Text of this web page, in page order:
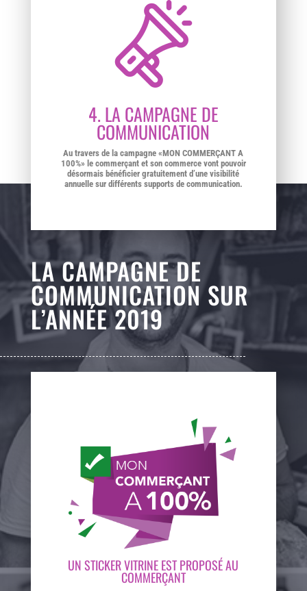
4. LA CAMPAGNE DE
COMMUNICATION
Au travers de la campagne «MON COMMERÇANT A
100%» le commerçant et son commerce vont pouvoir
désormais bénéficier gratuitement d’une visibilité
annuelle sur différents supports de communication.
LA CAMPAGNE DE
COMMUNICATION SUR
L’ANNÉE 2019
UN STICKER VITRINE EST PROPOSÉ AU
COMMERÇANT